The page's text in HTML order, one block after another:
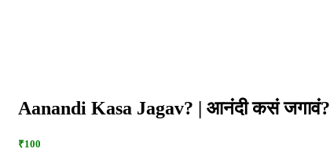
Aanandi Kasa Jagav? | आनंदी कसं जगावं?
₹100